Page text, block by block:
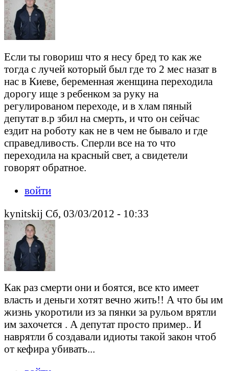
Если ты говориш что я несу бред то как же
тогда с лучей который был где то 2 мес назат в
нас в Киеве, беременная женщина переходила
дорогу ище з ребенком за руку на
регулированом переходе, и в хлам пяный
депутат в.р збил на смерть, и что он сейчас
ездит на роботу как не в чем не бывало и где
справедливость. Сперли все на то что
переходила на красный свет, а свидетели
говорят обратное.
войти
kynitskij Сб, 03/03/2012 - 10:33
Как раз смерти они и боятся, все кто имеет
власть и деньги хотят вечно жить!! А что бы им
жизнь укоротили из за пянки за рульом врятли
им захочется . А депутат просто пример.. И
наврятли б создавали идиоты такой закон чтоб
от кефира убивать...